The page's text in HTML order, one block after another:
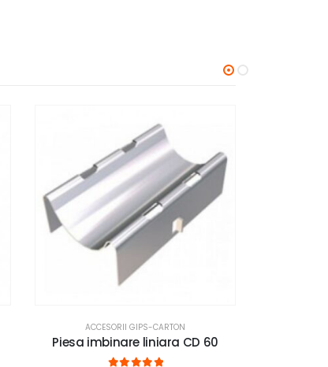
ACCESORII GIPS-CARTON
Piesa imbinare liniara CD 60